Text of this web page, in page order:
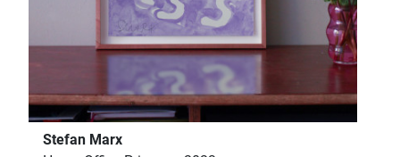
Stefan Marx